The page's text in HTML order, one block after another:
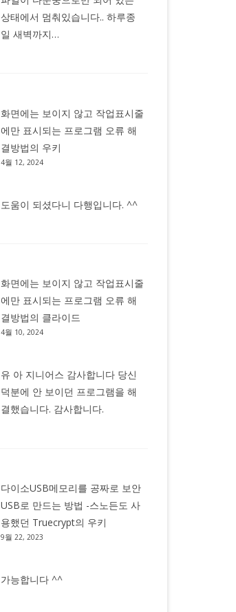
상태에서 멈춰있습니다.. 하루종
일 새벽까지…
화면에는 보이지 않고 작업표시줄
에만 표시되는 프로그램 오류 해
결방법의 우키
4월 12, 2024
도움이 되셨다니 다행입니다. ^^
화면에는 보이지 않고 작업표시줄
에만 표시되는 프로그램 오류 해
결방법의 클라이드
4월 10, 2024
유 아 지니어스 감사합니다 당신
덕분에 안 보이던 프로그램을 해
결했습니다. 감사합니다.
다이소USB메모리를 공짜로 보안
USB로 만드는 방법 -스노든도 사
용했던 Truecrypt의 우키
9월 22, 2023
가능합니다 ^^